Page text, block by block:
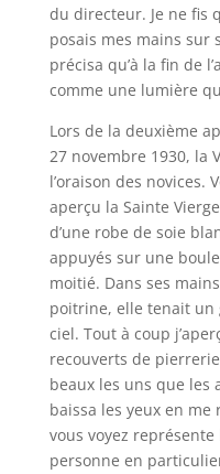
du directeur. Je ne fis
posais mes mains sur
précisa qu’à la fin de
comme une lumière
Lors de la deuxième
27 novembre 1930, la
l’oraison des novices.
aperçu la Sainte
d’une robe de soie
appuyés sur une
moitié. Dans ses
poitrine, elle tenait un
ciel. Tout à coup
recouverts de
beaux les uns que les
baissa les yeux en me
vous voyez
personne en